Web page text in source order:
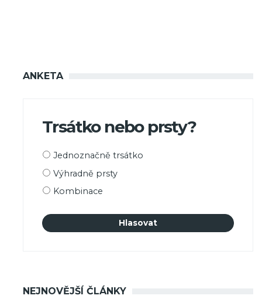
ANKETA
Trsátko nebo prsty?
Možnosti
Jednoznačně trsátko
Výhradně prsty
Kombinace
NEJNOVĚJŠÍ ČLÁNKY